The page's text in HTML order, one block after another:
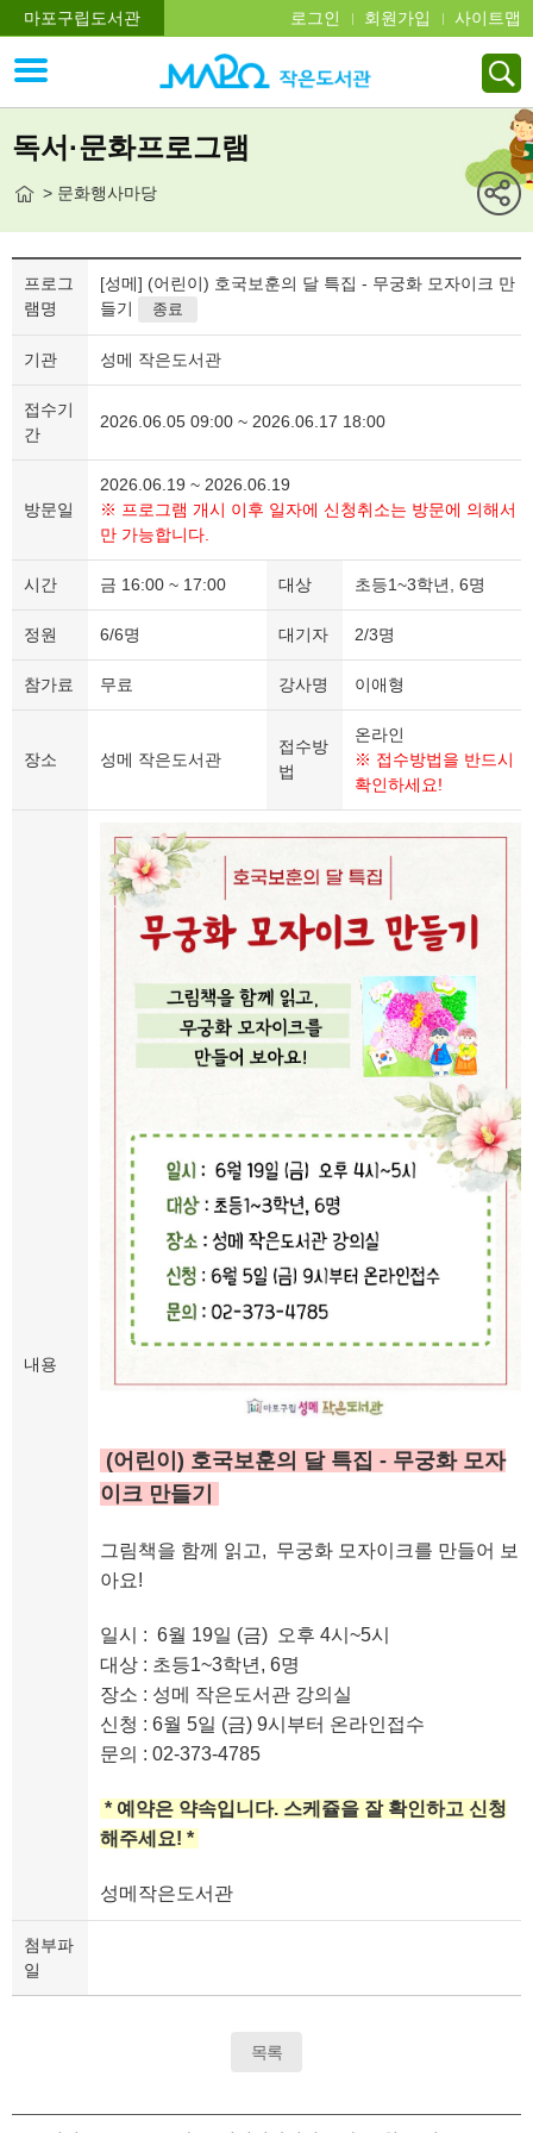
마포구립도서관 로그인 회원가입 사이트맵
독서·문화프로그램
> 문화행사마당
프로그
램명
[성메] (어린이) 호국보훈의 달 특집 - 무궁화 모자이크 만
들기
종료
기관 성메 작은도서관
접수기
간
2026.06.05 09:00 ~ 2026.06.17 18:00
방문일
2026.06.19 ~ 2026.06.19
※ 프로그램 개시 이후 일자에 신청취소는 방문에 의해서
만 가능합니다.
시간 금 16:00 ~ 17:00 대상 초등1~3학년, 6명
정원 6/6명 대기자 2/3명
참가료 무료 강사명 이애형
장소 성메 작은도서관
접수방
법
온라인
※ 접수방법을 반드시
확인하세요!
내용
(어린이) 호국보훈의 달 특집 - 무궁화 모자
이크 만들기
그림책을 함께 읽고, 무궁화 모자이크를 만들어 보
아요!
일시 : 6월 19일 (금) 오후 4시~5시
대상 : 초등1~3학년, 6명
장소 : 성메 작은도서관 강의실
신청 : 6월 5일 (금) 9시부터 온라인접수
문의 : 02-373-4785
* 예약은 약속입니다. 스케쥴을 잘 확인하고 신청
해주세요! *
성메작은도서관
첨부파
일
목록